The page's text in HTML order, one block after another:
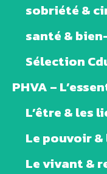
sobriété &
santé &
Sélection
PHVA –
L’être & les
Le pouvoir
Le vivant &